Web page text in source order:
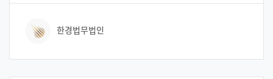
입건된 의뢰인은 성매매 시도한 것은 인정하였으나 실제로 삽입
그러나 1심에서는 의뢰인의 혐의를 유죄로 판단하여 벌금형을 선고
한경을 방문하여 상담을 진행하게 되었습니다.
한경법무법인